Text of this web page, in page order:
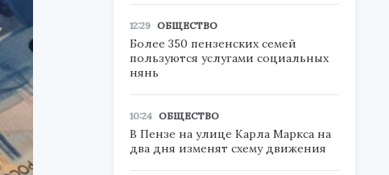
12:29 ОБЩЕСТВО
Более 350 пензенских семей
пользуются услугами социальных
нянь
10:24 ОБЩЕСТВО
В Пензе на улице Карла Маркса на
два дня изменят схему движения